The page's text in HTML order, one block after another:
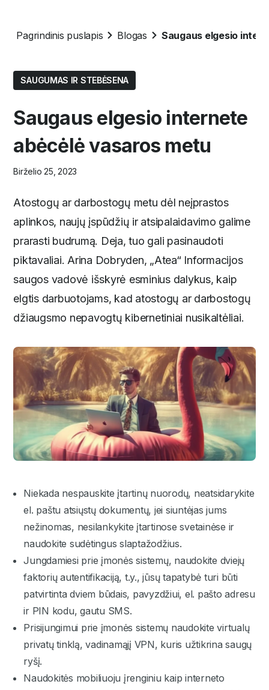
Pagrindinis puslapis Blogas Saugaus elgesio
SAUGUMAS IR STEBĖSENA
Saugaus elgesio internete
abėcėlė vasaros metu
Birželio 25, 2023
Atostogų ar darbostogų metu dėl neįprastos
aplinkos, naujų įspūdžių ir atsipalaidavimo galime
prarasti budrumą. Deja, tuo gali pasinaudoti
piktavaliai. Arina Dobryden, „Atea“ Informacijos
saugos vadovė išskyrė esminius dalykus, kaip
elgtis darbuotojams, kad atostogų ar darbostogų
džiaugsmo nepavogtų kibernetiniai nusikaltėliai.
Niekada nespauskite įtartinų nuorodų, neatsidarykite
el. paštu atsiųstų dokumentų, jei siuntėjas jums
nežinomas, nesilankykite įtartinose svetainėse ir
naudokite sudėtingus slaptažodžius.
Jungdamiesi prie įmonės sistemų, naudokite dviejų
faktorių autentifikaciją, t.y., jūsų tapatybė turi būti
patvirtinta dviem būdais, pavyzdžiui, el. pašto adresu
ir PIN kodu, gautu SMS.
Prisijungimui prie įmonės sistemų naudokite virtualų
privatų tinklą, vadinamąjį VPN, kuris užtikrina saugų
ryšį.
Naudokitės mobiliuoju įrenginiu kaip interneto